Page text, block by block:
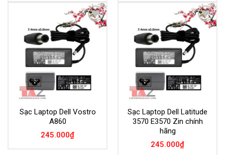
Add to
Wishlist
Sạc Laptop Dell Vostro
A860
245.000₫
Add to
Wishlist
Sạc Laptop Dell Latitude
3570 E3570 Zin chính
hãng
245.000₫